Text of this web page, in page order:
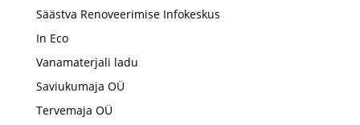
Säästva Renoveerimise Infokeskus
In Eco
Vanamaterjali ladu
Saviukumaja OÜ
Tervemaja OÜ